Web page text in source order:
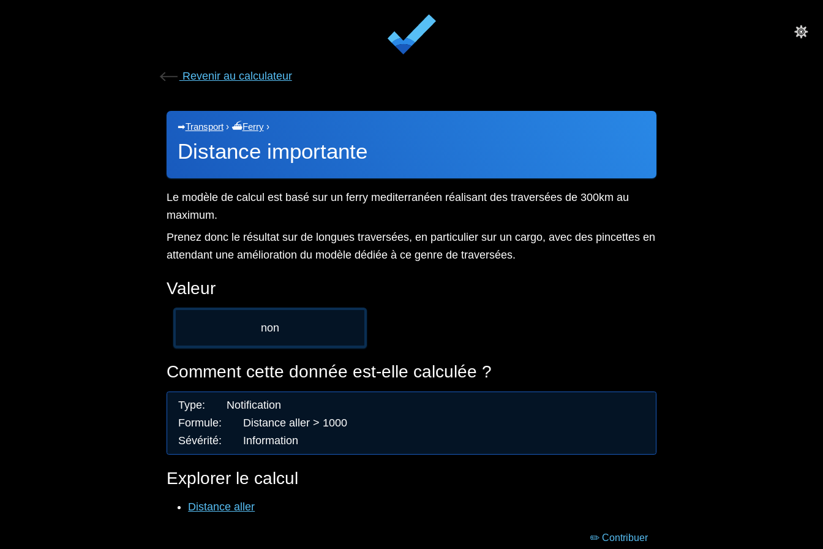
Revenir au calculateur
➡Transport› ⛴Ferry›
Distance importante
Le modèle de calcul est basé sur un ferry mediterranéen réalisant des traversées de 300km au
maximum.
Prenez donc le résultat sur de longues traversées, en particulier sur un cargo, avec des pincettes en
attendant une amélioration du modèle dédiée à ce genre de traversées.
Valeur
non
Comment cette donnée est-elle calculée ?
Type:
Notification
Formule:
Distance aller > 1000
Sévérité: Information
Explorer le calcul
Distance aller
✏️ Contribuer